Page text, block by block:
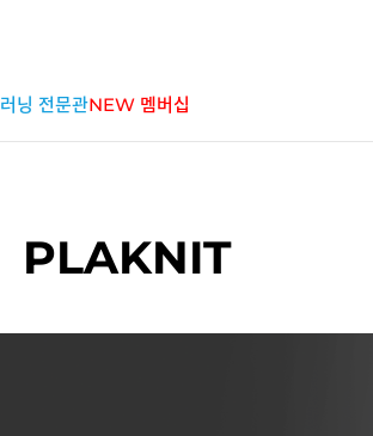
러닝 전문관NEW 멤버십
PLAKNIT